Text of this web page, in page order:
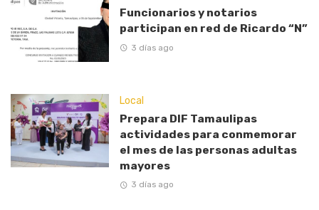
Funcionarios y notarios
participan en red de Ricardo “N”
3 días ago
Local
Prepara DIF Tamaulipas
actividades para conmemorar
el mes de las personas adultas
mayores
3 días ago